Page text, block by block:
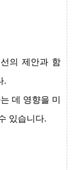
의 제안과 함
.
데 영향을 미
있습니다.